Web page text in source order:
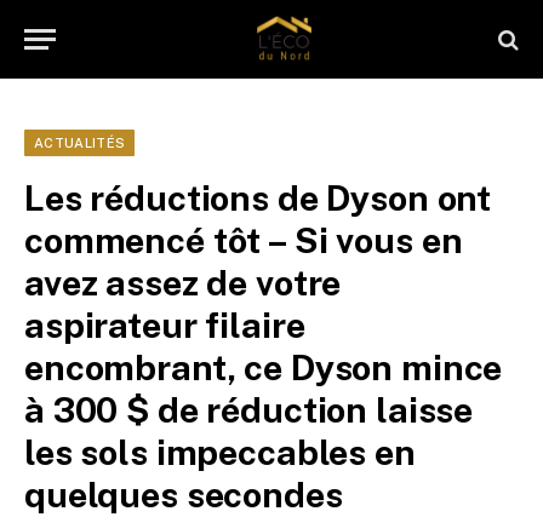
ACTUALITÉS
Les réductions de Dyson ont
commencé tôt – Si vous en
avez assez de votre
aspirateur filaire
encombrant, ce Dyson mince
à 300 $ de réduction laisse
les sols impeccables en
quelques secondes